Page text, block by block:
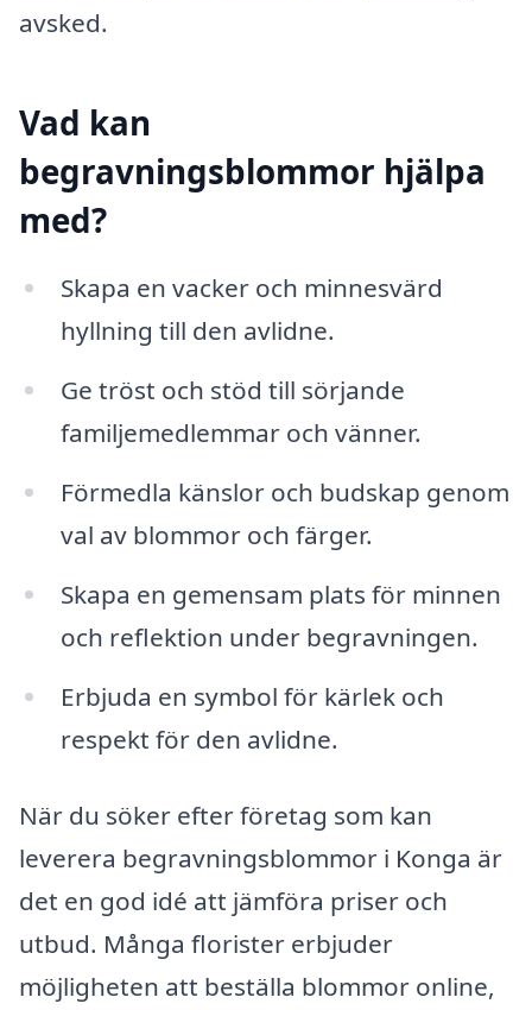
avsked.
Vad kan
begravningsblommor hjälpa
med?
Skapa en vacker och minnesvärd
hyllning till den avlidne.
Ge tröst och stöd till sörjande
familjemedlemmar och vänner.
Förmedla känslor och budskap genom
val av blommor och färger.
Skapa en gemensam plats för minnen
och reflektion under begravningen.
Erbjuda en symbol för kärlek och
respekt för den avlidne.
När du söker efter företag som kan
leverera begravningsblommor i Konga är
det en god idé att jämföra priser och
utbud. Många florister erbjuder
möjligheten att beställa blommor online,